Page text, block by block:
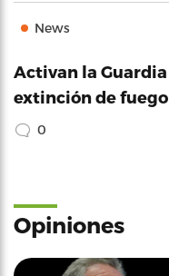
News
Activan la
extinción de
0
Opiniones